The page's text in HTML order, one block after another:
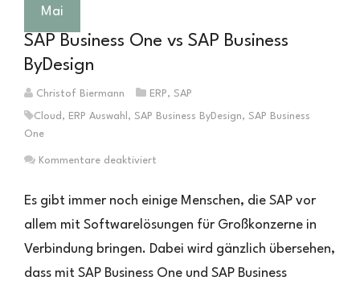
Mai
SAP Business One vs SAP Business
ByDesign
Christof Biermann ERP, SAP
Cloud , ERP Auswahl , SAP Business ByDesign, SAP Business
One
Kommentare deaktiviert
Business
vs
SAP
Business
Es gibt immer noch einige Menschen, die SAP vor
allem mit Softwarelösungen für Großkonzerne in
Verbindung bringen. Dabei wird gänzlich übersehen,
dass mit SAP Business One und SAP Business